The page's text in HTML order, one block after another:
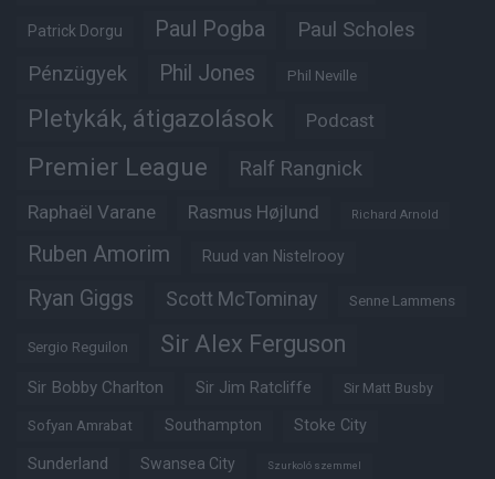
Patrick Dorgu Paul Pogba Paul Scholes
Pénzügyek Phil Jones Phil Neville
Pletykák, átigazolások Podcast
Premier League Ralf Rangnick
Raphaël Varane Rasmus Højlund Richard Arnold
Ruben Amorim Ruud van Nistelrooy
Ryan Giggs Scott McTominay Senne Lammens
Sergio Reguilon Sir Alex Ferguson
Sir Bobby Charlton Sir Jim Ratcliffe Sir Matt Busby
Sofyan Amrabat Southampton Stoke City
Sunderland Swansea City Szurkoló szemmel